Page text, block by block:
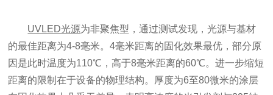
UVLED光源为非聚焦型，通过测试发现，光源与基材
的最佳距离为4-8毫米。4毫米距离的固化效果最优，部分原
因是此时温度为110℃，高于8毫米距离的60℃。进一步缩短
距离的限制在于设备的物理结构。厚度为6至80微米的涂层